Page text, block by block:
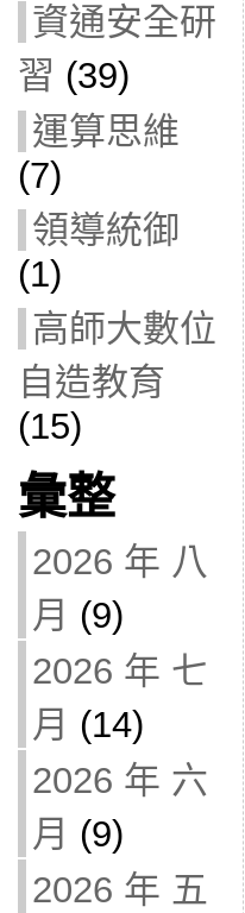
資通安全研
習 (39)
運算思維
(7)
領導統御
(1)
高師大數位
自造教育
(15)
彙整
2026 年 八
月 (9)
2026 年 七
月 (14)
2026 年 六
月 (9)
2026 年 五